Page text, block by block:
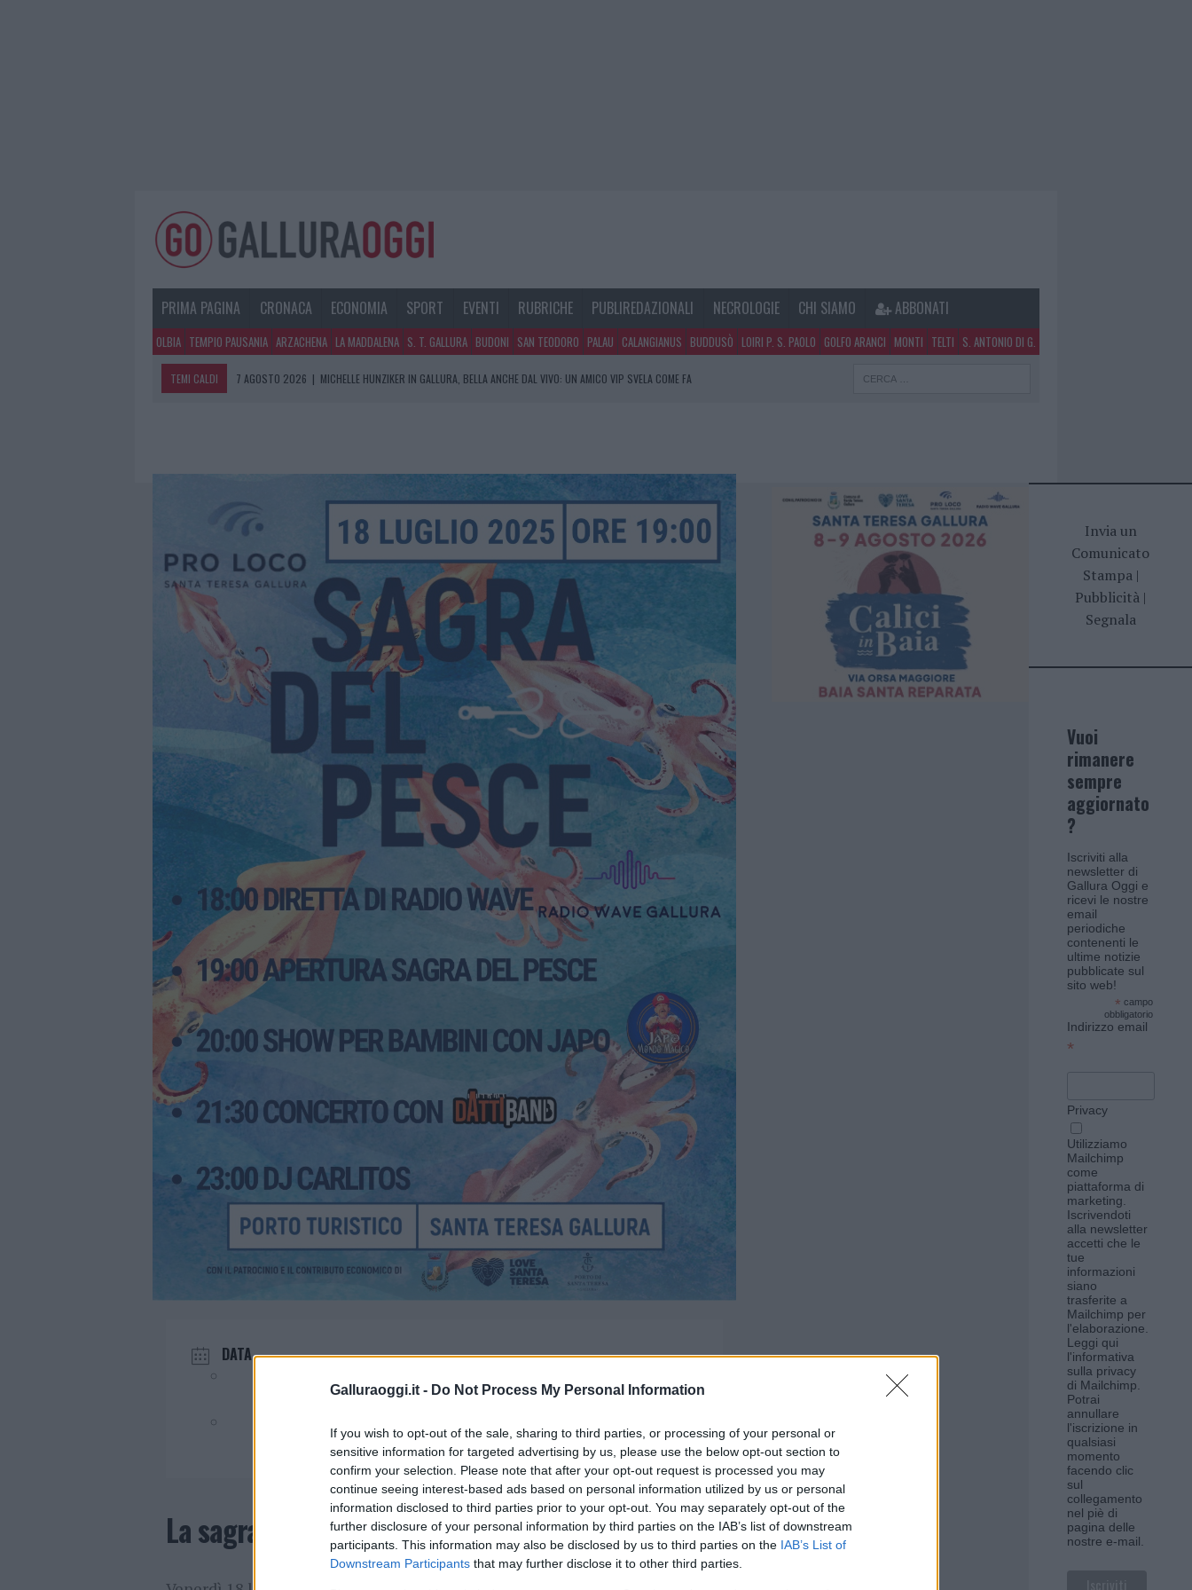
Galluraoggi.it - Do Not Process My Personal Information
If you wish to opt-out of the sale, sharing to third parties, or processing of your personal or
sensitive information for targeted advertising by us, please use the below opt-out section to
confirm your selection. Please note that after your opt-out request is processed you may
continue seeing interest-based ads based on personal information utilized by us or personal
information disclosed to third parties prior to your opt-out. You may separately opt-out of the
further disclosure of your personal information by third parties on the IAB’s list of downstream
participants. This information may also be disclosed by us to third parties on the IAB’s List of
Downstream Participants that may further disclose it to other third parties.
PRIMA PAGINA CRONACA ECONOMIA SPORT EVENTI RUBRICHE PUBLIREDAZIONALI NECROLOGIE CHI SIAMO ABBONATI
OLBIA TEMPIO PAUSANIA ARZACHENA LA MADDALENA S. T. GALLURA BUDONI SAN TEODORO PALAU CALANGIANUS BUDDUSÒ LOIRI P. S. PAOLO GOLFO ARANCI MONTI TELTI S. ANTONIO DI G.
TEMI CALDI 7 AGOSTO 2026 | MICHELLE HUNZIKER IN GALLURA, BELLA ANCHE DAL VIVO: UN AMICO VIP SVELA COME FA
DATA
La sagra del pesce a Santa Teresa di Gallura
Invia un
Comunicato
Stampa|
Pubblicità |
Segnala
Vuoi
rimanere
sempre
aggiornato
?
Iscriviti alla
newsletter di
Gallura Oggi e
ricevi le nostre
email
periodiche
contenenti le
ultime notizie
pubblicate sul
sito web!
* campo
obbligatorio
Indirizzo email
*
Privacy
Utilizziamo
Mailchimp
come
piattaforma di
marketing.
Iscrivendoti
alla newsletter
accetti che le
tue
informazioni
siano
trasferite a
Mailchimp per
l'elaborazione.
Leggi qui
l'informativa
sulla privacy
di Mailchimp.
Potrai
annullare
l'iscrizione in
qualsiasi
momento
facendo clic
sul
collegamento
nel piè di
pagina delle
nostre e-mail.